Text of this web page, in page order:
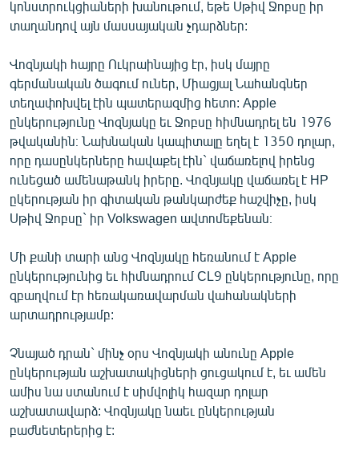
կոնստրուկցիաների խանութում, եթե Սթիվ Ջոբսը իր
տաղանդով այն մասսայական չդարձներ:
Վոզնյակի հայրը Ուկրաինայից էր, իսկ մայրը
գերմանական ծագում ուներ, Միացյալ Նահանգներ
տեղափոխվել էին պատերազմից հետո: Apple
ընկերությունը Վոզնյակը եւ Ջոբսը հիմնադրել են 1976
թվականին։ Նախնական կապիտալը եղել է 1350 դոլար,
որը դասընկերները հավաքել էին` վաճառելով իրենց
ունեցած ամենաթանկ իրերը. Վոզնյակը վաճառել է HP
ըկերության իր գիտական թանկարժեք հաշվիչը, իսկ
Սթիվ Ջոբսը` իր Volkswagen ավտոմեքենան։
Մի քանի տարի անց Վոզնյակը հեռանում է Apple
ընկերությունից եւ հիմնադրում CL9 ընկերությունը, որը
զբաղվում էր հեռակառավարման վահանակների
արտադրությամբ:
Չնայած դրան` մինչ օրս Վոզնյակի անունը Apple
ընկերության աշխատակիցների ցուցակում է, եւ ամեն
ամիս նա ստանում է սիմվոլիկ հազար դոլար
աշխատավարձ: Վոզնյակը նաեւ ընկերության
բաժնետերերից է: